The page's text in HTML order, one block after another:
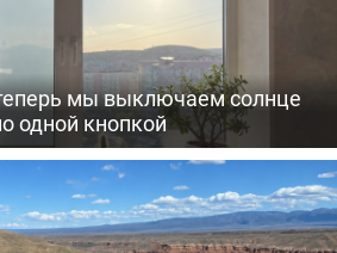
мы выключаем солнце
одной кнопкой